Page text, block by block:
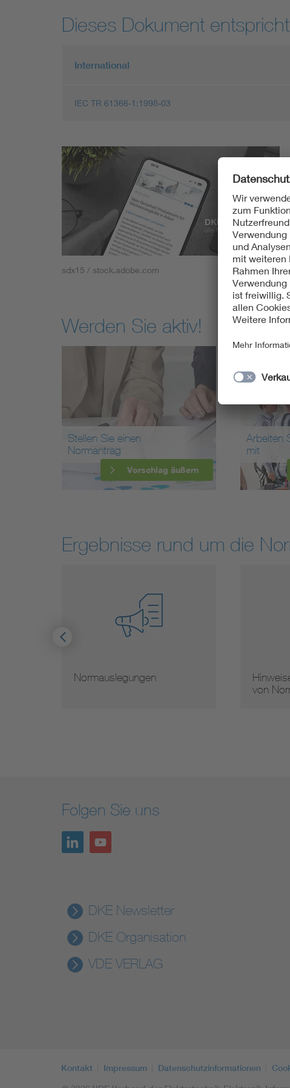
Dieses Dokument
International
IEC TR 61366-1:1998-03
sdx15 / stock.adobe.com
Werden Sie aktiv!
Stellen Sie einen
Normantrag
Vorschlag äußern
Arbeiten
mit
Ergebnisse rund um die
Hinweise zur Vervielfältigung
Mit
Folgen Sie uns
DKE Newsletter
DKE Organisation
VDE VERLAG
Kontakt Impressum Datenschutzinformationen